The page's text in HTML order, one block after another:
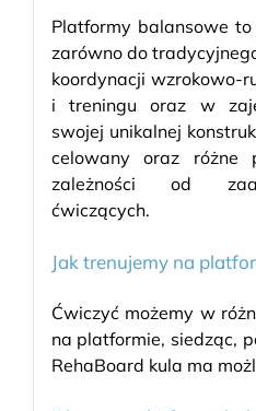
Platformy balansowe to
zarówno do
koordynacji wzrokowo-
i treningu oraz w
swojej unikalnej
celowany oraz różne
zależności od
ćwiczących.
Jak trenujemy na
Ćwiczyć możemy w
na platformie, siedząc,
RehaBoard kula ma